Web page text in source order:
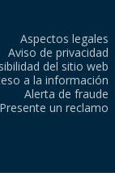
Aspectos legales
Aviso de privacidad
del sitio web
a la información
Alerta de fraude
Presente un reclamo